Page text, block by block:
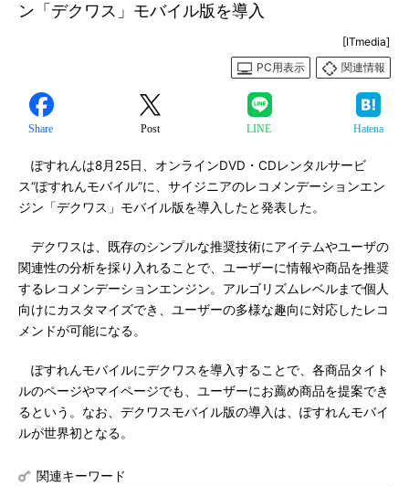
ン「デクワス」モバイル版を導入
[ITmedia]
PC用表示
関連情報
Share Post LINE Hatena
ぽすれんは8月25日、オンラインDVD・CDレンタルサービ
ス“ぽすれんモバイル”に、サイジニアのレコメンデーションエン
ジン「デクワス」モバイル版を導入したと発表した。
デクワスは、既存のシンプルな推奨技術にアイテムやユーザの
関連性の分析を採り入れることで、ユーザーに情報や商品を推奨
するレコメンデーションエンジン。アルゴリズムレベルまで個人
向けにカスタマイズでき、ユーザーの多様な趣向に対応したレコ
メンドが可能になる。
ぽすれんモバイルにデクワスを導入することで、各商品タイト
ルのページやマイページでも、ユーザーにお薦め商品を提案でき
るという。なお、デクワスモバイル版の導入は、ぽすれんモバイ
ルが世界初となる。
関連キーワード